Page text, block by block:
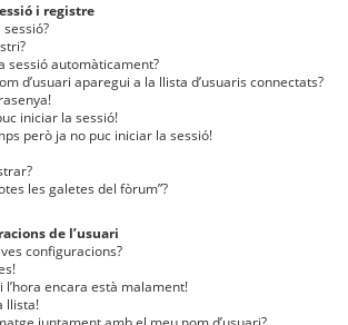
i registre
sessió automàticament?
d’usuari aparegui a la llista d’usuaris connectats?
iniciar la sessió!
però ja no puc iniciar la sessió!
les galetes del fòrum”?
de l’usuari
configuracions?
encara està malament!
llista!